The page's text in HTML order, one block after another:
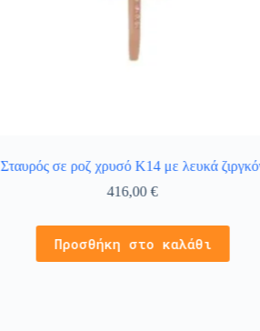
Σταυρός σε ροζ χρυσό Κ14 με λευκά
416,00€
Προσθήκη στο καλάθι